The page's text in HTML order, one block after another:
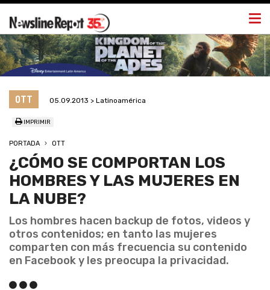
OTT 05.09.2013 > Latinoamérica
IMPRIMIR
PORTADA OTT
¿CÓMO SE COMPORTAN LOS
HOMBRES Y LAS MUJERES EN
LA NUBE?
Los hombres hacen backup de fotos, videos y
otros contenidos; en tanto las mujeres
comparten con más frecuencia su contenido
en Facebook y les preocupa la privacidad.